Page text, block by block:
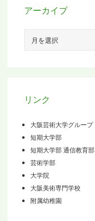
アーカイブ
カ
リンク
大阪芸術大学グループ
短期大学部
短期大学部 通信教育部
芸術学部
大学院
大阪美術専門学校
附属幼稚園